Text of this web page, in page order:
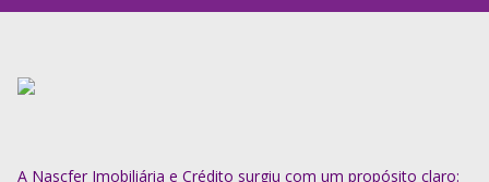
A Nascfer Imobiliária e Crédito surgiu com um propósito claro: